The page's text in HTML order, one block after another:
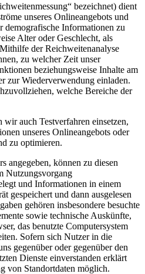
bezeichnet) dient
unseres Onlineangebots und
demografische Informationen zu
Alter oder Geschlecht, als
der Reichweitenanalyse
zu welcher Zeit unser
beziehungsweise Inhalte am
zur Wiederverwendung einladen.
welche Bereiche der
wir auch Testverfahren einsetzen,
unseres Onlineangebots oder
zu optimieren.
angegeben, können zu diesen
Nutzungsvorgang
und Informationen in einem
gespeichert und dann ausgelesen
gehören insbesondere besuchte
sowie technische Auskünfte,
das benutzte Computersystem
Sofern sich Nutzer in die
gegenüber oder gegenüber den
Dienste einverstanden erklärt
von Standortdaten möglich.